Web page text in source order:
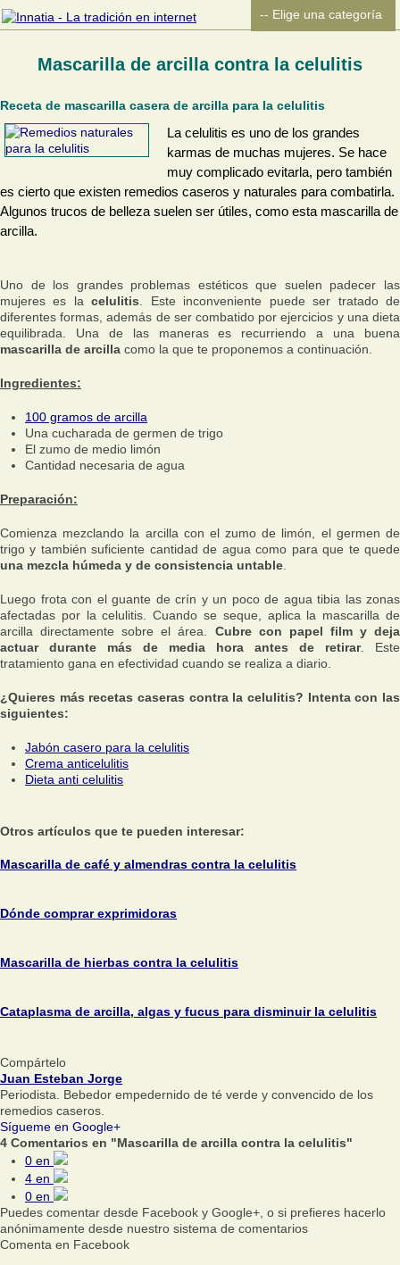
Mascarilla de arcilla contra la celulitis
Receta de mascarilla casera de arcilla para la celulitis
La celulitis es uno de los grandes
karmas de muchas mujeres. Se hace
muy complicado evitarla, pero también
es cierto que existen remedios caseros y naturales para combatirla.
Algunos trucos de belleza suelen ser útiles, como esta mascarilla de
arcilla.
Uno de los grandes problemas estéticos que suelen padecer las
mujeres es lacelulitis . Este inconveniente puede ser tratado de
diferentes formas, además de ser combatido por ejercicios y una dieta
equilibrada. Una de las maneras es recurriendo a una buena
mascarilla de arcilla como la que te proponemos a continuación.
Ingredientes:
100 gramos de arcilla
Una cucharada de germen de trigo
El zumo de medio limón
Cantidad necesaria de agua
Preparación:
Comienza mezclando la arcilla con el zumo de limón, el germen de
trigo y también suficiente cantidad de agua como para que te quede
una mezcla húmeda y de consistencia untable
Luego frota con el guante de crín y un poco de agua tibia las zonas
afectadas por la celulitis. Cuando se seque, aplica la mascarilla de
arcilla directamente sobre el área. Cubre con papel film y deja
actuar durante más de media hora antes de retirar. Este
tratamiento gana en efectividad cuando se realiza a diario.
¿Quieres más recetas caseras contra la celulitis? Intenta con las
siguientes:
Jabón casero para la celulitis
Crema anticelulitis
Dieta anti celulitis
Otros artículos que te pueden interesar:
Mascarilla de café y almendras contra la celulitis
Dónde comprar exprimidoras
Mascarilla de hierbas contra la celulitis
Cataplasma de arcilla, algas y fucus para disminuir la celulitis
Compártelo
Juan Esteban Jorge
Periodista. Bebedor empedernido de té verde y convencido de los
remedios caseros.
Sígueme en Google+
4 Comentarios en "Mascarilla de arcilla contra la celulitis"
0 en
4 en
0 en
Puedes comentar desde Facebook y Google+, o si prefieres hacerlo
anónimamente desde nuestro sistema de comentarios
Comenta en Facebook